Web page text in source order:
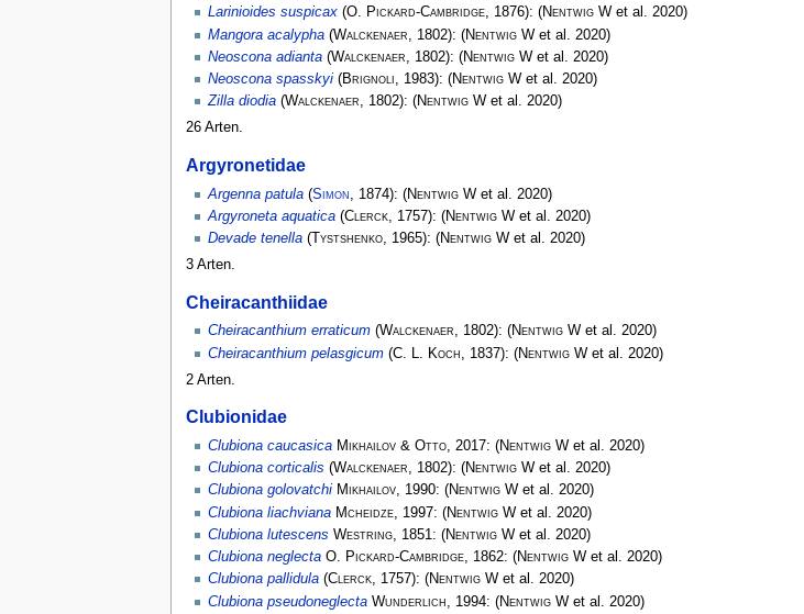
Larinioides suspicax(O. Pickard-Cambridge, 1876): (Nentwig Wet al. 2020)
Mangora acalypha(Walckenaer , 1802): (Nentwig Wet al. 2020)
Neoscona adianta(Walckenaer, 1802): (Nentwig Wet al. 2020)
Neoscona spasskyi(Brignoli, 1983): (Nentwig Wet al. 2020)
Zilla diodia(Walckenaer, 1802): (Nentwig Wet al. 2020)
26 Arten.
Argyronetidae
Argenna patula(Simon , 1874): (Nentwig Wet al. 2020)
Argyroneta aquatica(Clerck, 1757): (Nentwig Wet al. 2020)
Devade tenella(Tystshenko, 1965): (Nentwig Wet al. 2020)
3 Arten.
Cheiracanthiidae
Cheiracanthium erraticum(Walckenaer, 1802): (Nentwig Wet al. 2020)
Cheiracanthium pelasgicum(C. L. Koch , 1837): (Nentwig Wet al. 2020)
2 Arten.
Clubionidae
Clubiona caucasica Mikhailov & Otto, 2017: (Nentwig Wet al. 2020)
Clubiona corticalis (Walckenaer, 1802): (Nentwig Wet al. 2020)
Clubiona golovatchi Mikhailov, 1990: (Nentwig Wet al. 2020)
Clubiona liachviana Mcheidze, 1997: (Nentwig Wet al. 2020)
Clubiona lutescens Westring, 1851: (Nentwig Wet al. 2020)
Clubiona neglecta O. Pickard-Cambridge, 1862: (Nentwig Wet al. 2020)
Clubiona pallidula(Clerck, 1757): (Nentwig Wet al. 2020)
Clubiona pseudoneglecta Wunderlich , 1994: (Nentwig Wet al. 2020)